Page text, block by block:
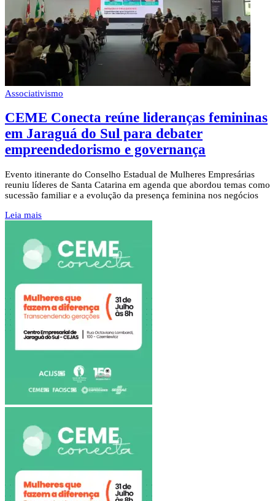
Associativismo
CEME Conecta reúne lideranças femininas
em Jaraguá do Sul para debater
empreendedorismo e governança
Evento itinerante do Conselho Estadual de Mulheres Empresárias
reuniu líderes de Santa Catarina em agenda que abordou temas como
sucessão familiar e a evolução da presença feminina nos negócios
Leia mais